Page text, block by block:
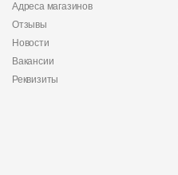
Адреса магазинов
Отзывы
Новости
Вакансии
Реквизиты